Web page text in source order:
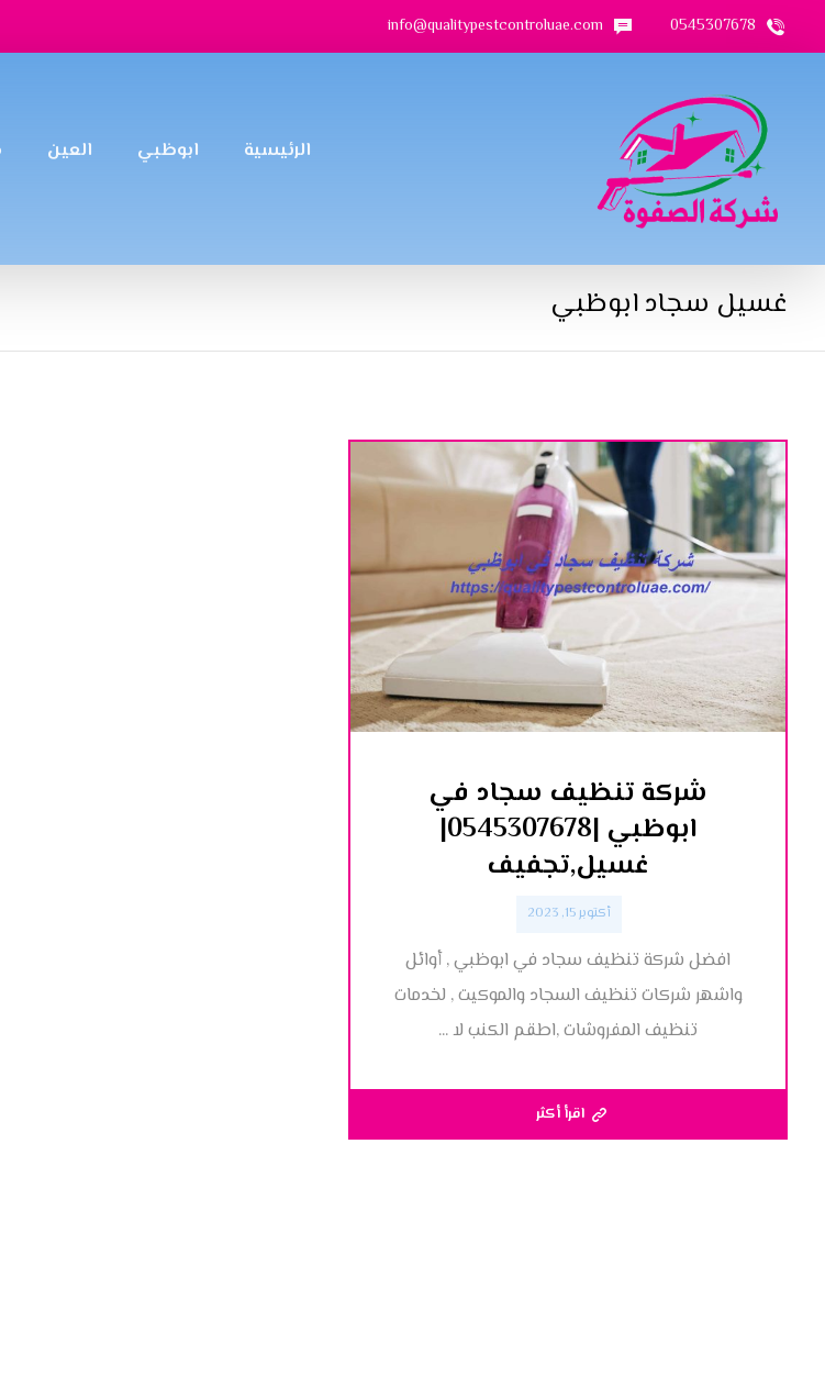
0545307678
info@qualitypestcontroluae.com
الرئيسية ابوظبي العين
غسيل سجاد ابوظبي
شركة تنظيف سجاد في
ابوظبي |0545307678|
غسيل,تجفيف
أكتوبر 15, 2023
افضل شركة تنظيف سجاد في ابوظبي , أوائل
واشهر شركات تنظيف السجاد والموكيت , لخدمات
تنظيف المفروشات ,اطقم الكنب لا ...
اقرأ أكثر